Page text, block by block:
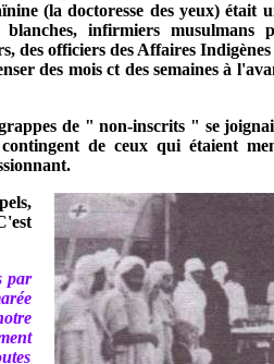
(la doctoresse des yeux) était
infirmiers musulmans
des officiers des Affaires Indigènes
des mois ct des semaines à
de " non-inscrits " se
de ceux qui étaient
par